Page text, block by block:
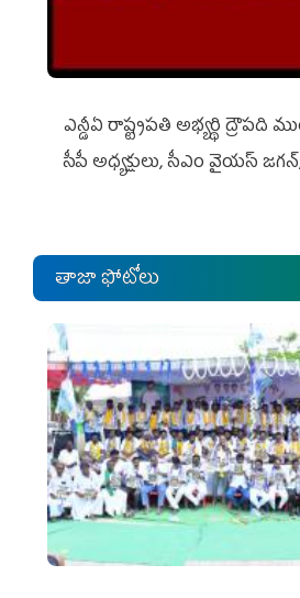
ఎన్డీఏ రాష్ట్ర‌ప‌తి అభ్య‌ర్థి ద్రౌప‌ది
సీపీ అధ్య‌క్షులు, సీఎం వైయ‌స్
తాజా ఫోటోలు